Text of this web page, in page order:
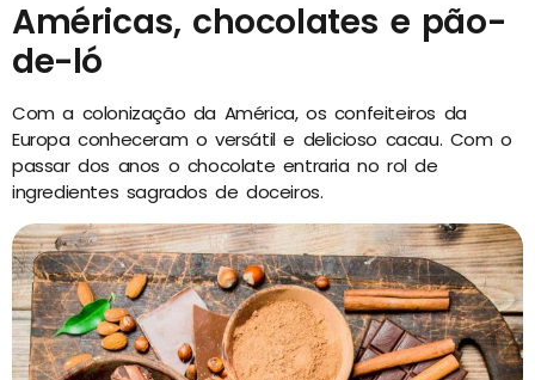
Américas, chocolates e pão-
de-ló
Com a colonização da América, os confeiteiros da
Europa conheceram o versátil e delicioso cacau. Com o
passar dos anos o chocolate entraria no rol de
ingredientes sagrados de doceiros.